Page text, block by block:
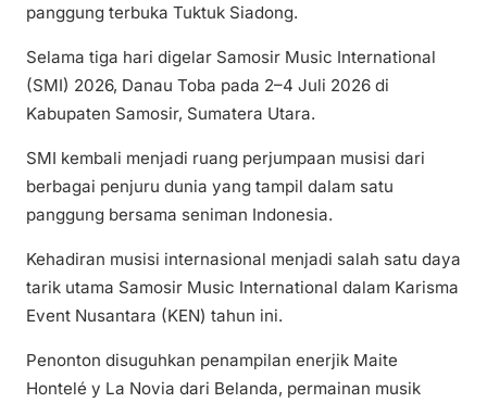
panggung terbuka Tuktuk Siadong.
Selama tiga hari digelar Samosir Music International
(SMI) 2026, Danau Toba pada 2–4 Juli 2026 di
Kabupaten Samosir, Sumatera Utara.
SMI kembali menjadi ruang perjumpaan musisi dari
berbagai penjuru dunia yang tampil dalam satu
panggung bersama seniman Indonesia.
Kehadiran musisi internasional menjadi salah satu daya
tarik utama Samosir Music International dalam Karisma
Event Nusantara (KEN) tahun ini.
Penonton disuguhkan penampilan enerjik Maite
Hontelé y La Novia dari Belanda, permainan musik